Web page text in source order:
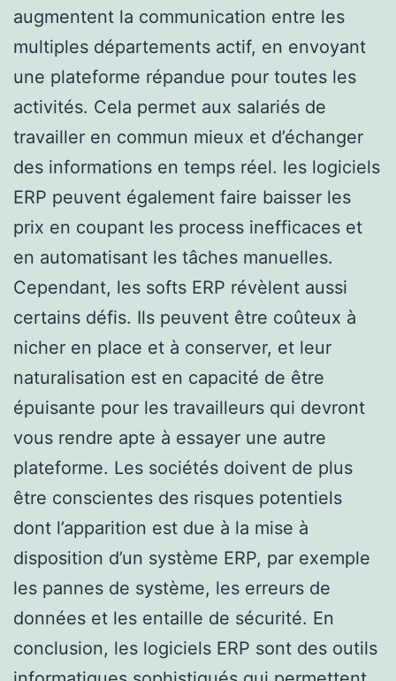
augmentent la communication entre les
multiples départements actif, en envoyant
une plateforme répandue pour toutes les
activités. Cela permet aux salariés de
travailler en commun mieux et d’échanger
des informations en temps réel. les logiciels
ERP peuvent également faire baisser les
prix en coupant les process inefficaces et
en automatisant les tâches manuelles.
Cependant, les softs ERP révèlent aussi
certains défis. Ils peuvent être coûteux à
nicher en place et à conserver, et leur
naturalisation est en capacité de être
épuisante pour les travailleurs qui devront
vous rendre apte à essayer une autre
plateforme. Les sociétés doivent de plus
être conscientes des risques potentiels
dont l’apparition est due à la mise à
disposition d’un système ERP, par exemple
les pannes de système, les erreurs de
données et les entaille de sécurité. En
conclusion, les logiciels ERP sont des outils